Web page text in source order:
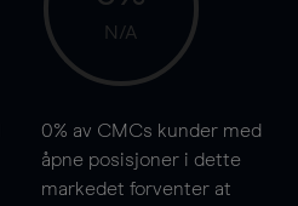
N/A
0% av CMCs kunder med
åpne posisjoner i dette
markedet forventer at